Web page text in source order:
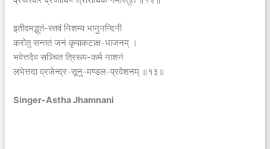
इतीदमद्भुतं-स्तवं निशम्य भानुनन्दिनी
करोतु सन्ततं जनं कृपाकटाक्ष-भाजनम् ।
भवेत्तदैव सञ्चित त्रिरूप-कर्म नाशनं
लभेत्तदा व्रजेन्द्र-सूनु-मण्डल-प्रवेशनम् ॥१३॥
Singer-Astha Jhamnani